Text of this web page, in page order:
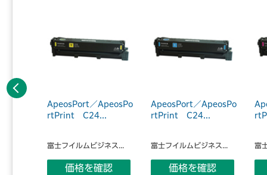
ApeosPort／ApeosPo
rtPrint C24...
富士フイルムビジネス...
価格を確認
ApeosPort／ApeosPo
rtPrint C24...
富士フイルムビジネス...
価格を確認
富
前へ